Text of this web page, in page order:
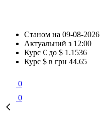
Станом на 09-08-2026
Актуальний з 12:00
Курс € до $ 1.1536
Курс $ в грн 44.65
0
0